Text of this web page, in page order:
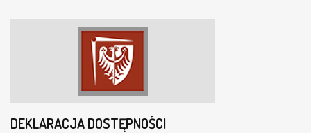
DEKLARACJA DOSTĘPNOŚCI